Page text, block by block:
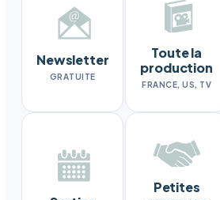
Newsletter
GRATUITE
Toute la
production
FRANCE, US, TV
Petites